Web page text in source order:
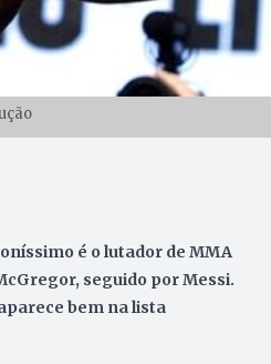
é o lutador de MMA
seguido por Messi.
bem na lista